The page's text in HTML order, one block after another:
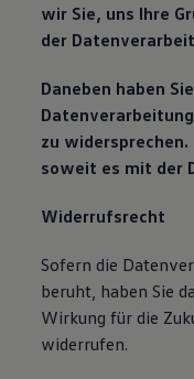
wir Sie, uns Ihre
der
Daneben haben
zu
soweit es mit der
Widerrufsrecht
Sofern die
beruht, haben Sie
Wirkung für die
widerrufen.